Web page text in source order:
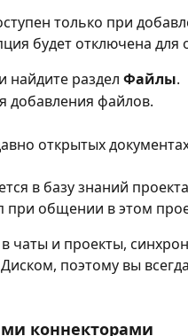
только при
будет отключена для
найдите раздел Файлы.
добавления файлов.
открытых
в базу знаний
при общении в этом
чаты и проекты,
поэтому вы
коннекторами